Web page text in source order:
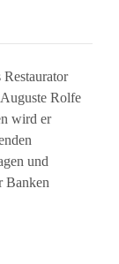
Rolfe
wird er
und
Banken